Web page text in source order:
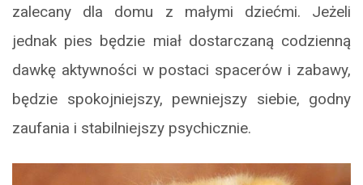
zalecany dla domu z małymi dziećmi. Jeżeli
jednak pies będzie miał dostarczaną codzienną
dawkę aktywności w postaci spacerów i zabawy,
będzie spokojniejszy, pewniejszy siebie, godny
zaufania i stabilniejszy psychicznie.